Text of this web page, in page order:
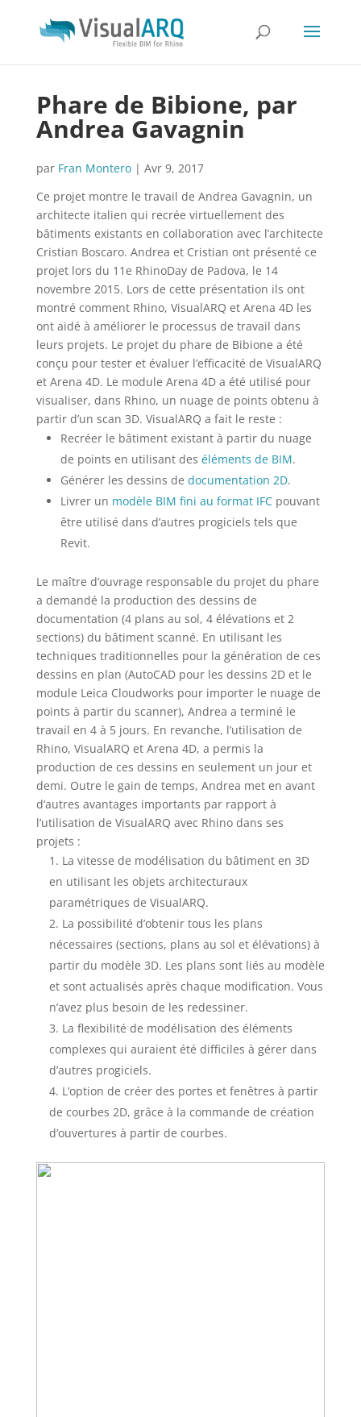
Phare de Bibione, par
Andrea Gavagnin
par Fran Montero| Avr 9, 2017
Ce projet montre le travail de Andrea Gavagnin, un
architecte italien qui recrée virtuellement des
bâtiments existants en collaboration avec l’architecte
Cristian Boscaro. Andrea et Cristian ont présenté ce
projet lors du 11e RhinoDay de Padova, le 14
novembre 2015. Lors de cette présentation ils ont
montré comment Rhino, VisualARQ et Arena 4D les
ont aidé à améliorer le processus de travail dans
leurs projets. Le projet du phare de Bibione a été
conçu pour tester et évaluer l’efficacité de VisualARQ
et Arena 4D. Le module Arena 4D a été utilisé pour
visualiser, dans Rhino, un nuage de points obtenu à
partir d’un scan 3D. VisualARQ a fait le reste :
Recréer le bâtiment existant à partir du nuage
de points en utilisant des éléments de BIM.
Générer les dessins de documentation 2D.
Livrer un modèle BIM fini au format IFCpouvant
être utilisé dans d’autres progiciels tels que
Revit.
Le maître d’ouvrage responsable du projet du phare
a demandé la production des dessins de
documentation (4 plans au sol, 4 élévations et 2
sections) du bâtiment scanné. En utilisant les
techniques traditionnelles pour la génération de ces
dessins en plan (AutoCAD pour les dessins 2D et le
module Leica Cloudworks pour importer le nuage de
points à partir du scanner), Andrea a terminé le
travail en 4 à 5 jours. En revanche, l’utilisation de
Rhino, VisualARQ et Arena 4D, a permis la
production de ces dessins en seulement un jour et
demi. Outre le gain de temps, Andrea met en avant
d’autres avantages importants par rapport à
l’utilisation de VisualARQ avec Rhino dans ses
projets :
La vitesse de modélisation du bâtiment en 3D
en utilisant les objets architecturaux
paramétriques de VisualARQ.
La possibilité d’obtenir tous les plans
nécessaires (sections, plans au sol et élévations) à
partir du modèle 3D. Les plans sont liés au modèle
et sont actualisés après chaque modification. Vous
n’avez plus besoin de les redessiner.
La flexibilité de modélisation des éléments
complexes qui auraient été difficiles à gérer dans
d’autres progiciels.
L’option de créer des portes et fenêtres à partir
de courbes 2D, grâce à la commande de création
d’ouvertures à partir de courbes.